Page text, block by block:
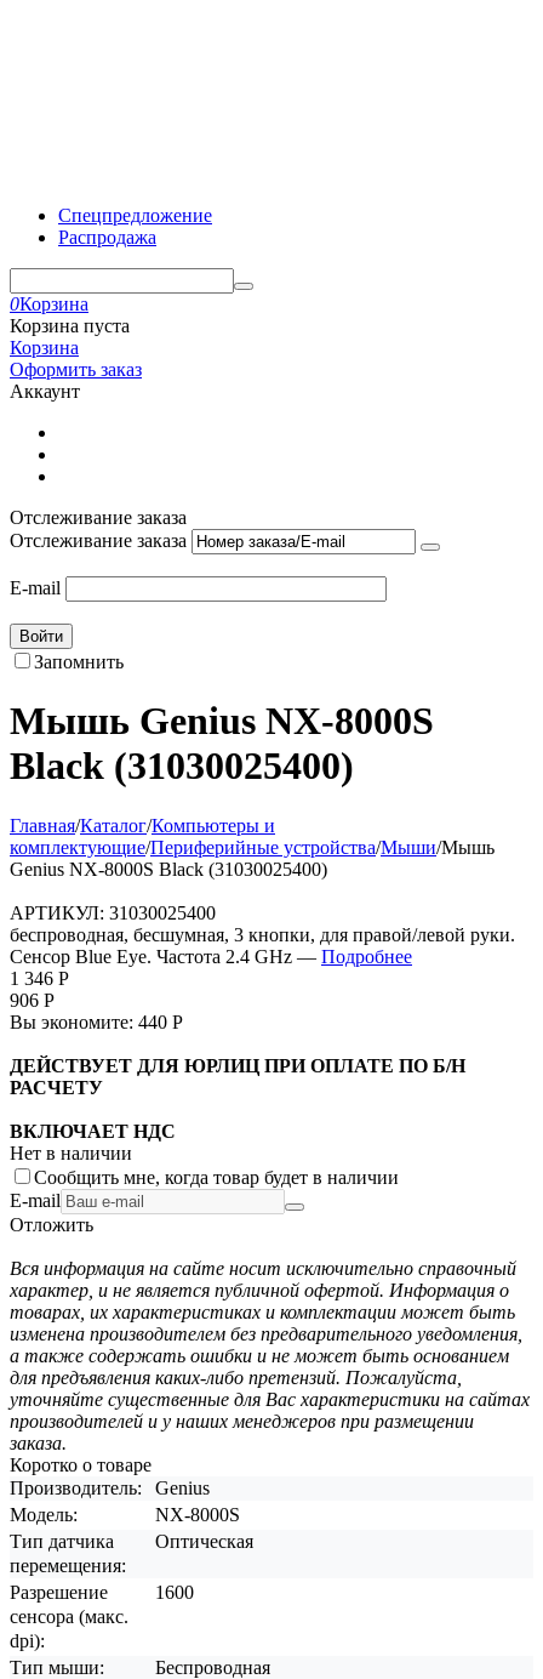
Спецпредложение
Распродажа
0Корзина
Корзина пуста
Корзина
Оформить заказ
Аккаунт
Отслеживание заказа
Отслеживание заказа
E-mail
Войти
Запомнить
Мышь Genius NX-8000S
Black (31030025400)
Главная/Каталог/Компьютеры и
комплектующие/Периферийные устройства/Мыши/Мышь
Genius NX-8000S Black (31030025400)
АРТИКУЛ: 31030025400
беспроводная, бесшумная, 3 кнопки, для правой/левой руки.
Сенсор Blue Eye. Частота 2.4 GHz — Подробнее
1 346 Р
906 Р
Вы экономите: 440 Р
ДЕЙСТВУЕТ ДЛЯ ЮРЛИЦ ПРИ ОПЛАТЕ ПО Б/Н
РАСЧЕТУ
ВКЛЮЧАЕТ НДС
Нет в наличии
Сообщить мне, когда товар будет в наличии
E-mail
Отложить
Вся информация на сайте носит исключительно справочный
характер, и не является публичной офертой. Информация о
товарах, их характеристиках и комплектации может быть
изменена производителем без предварительного уведомления,
а также содержать ошибки и не может быть основанием
для предъявления каких-либо претензий. Пожалуйста,
уточняйте существенные для Вас характеристики на сайтах
производителей и у наших менеджеров при размещении
заказа.
Коротко о товаре
Производитель:
Genius
Модель:
NX-8000S
Тип датчика
перемещения:
Оптическая
Разрешение
сенсора (макс.
dpi):
1600
Тип мыши:
Беспроводная